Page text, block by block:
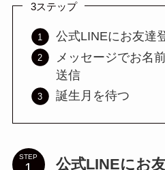
3ステップ
公式LINEにお友達
メッセージでお名
送信
誕生月を待つ
STEP 公式LINEにお